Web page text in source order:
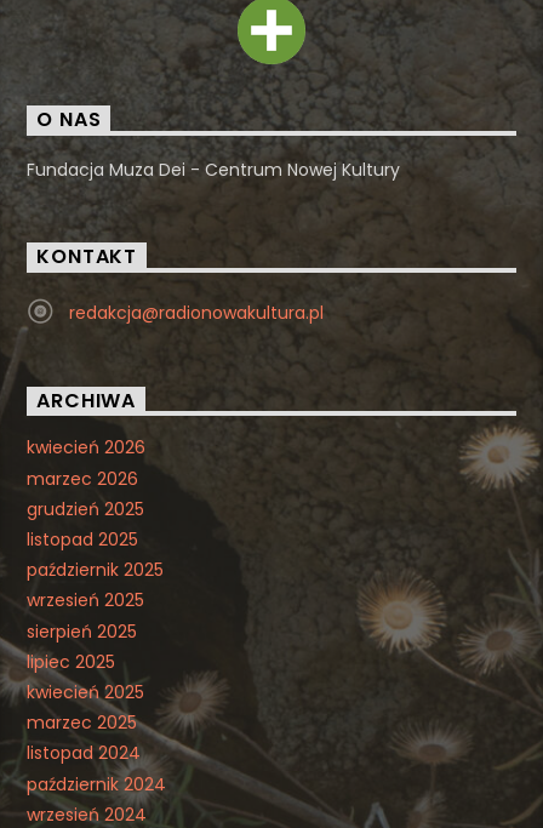
O NAS
Fundacja Muza Dei - Centrum Nowej Kultury
KONTAKT
redakcja@radionowakultura.pl
ARCHIWA
kwiecień 2026
marzec 2026
grudzień 2025
listopad 2025
październik 2025
wrzesień 2025
sierpień 2025
lipiec 2025
kwiecień 2025
marzec 2025
listopad 2024
październik 2024
wrzesień 2024